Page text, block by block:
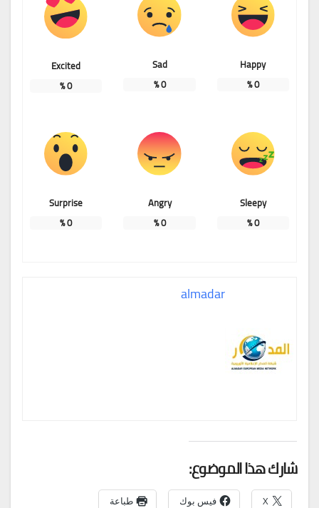
Happy
0
%
Sad
0
%
Excited
0
%
Sleepy
0
%
Angry
0
%
Surprise
0
%
almadar
شارك هذا الموضوع:
X فيس بوك طباعة